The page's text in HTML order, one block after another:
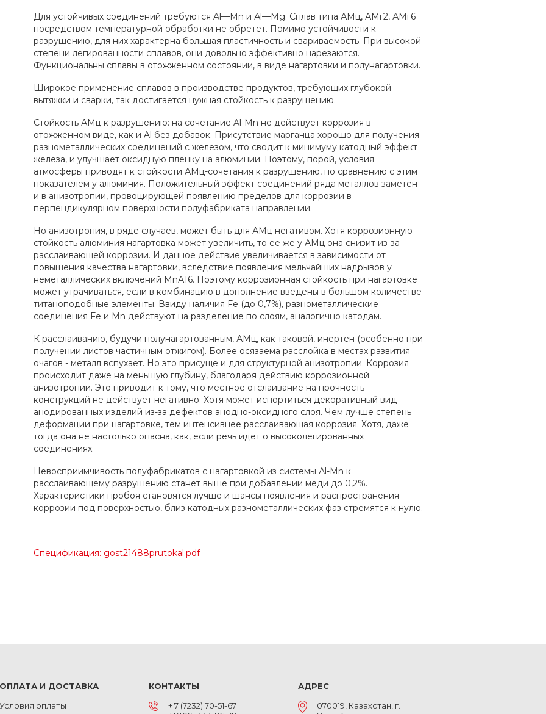
Для устойчивых соединений требуются Al—Мn и Аl—Mg. Сплав типа АМц, АМг2, АМг6
посредством температурной обработки не обретет. Помимо устойчивости к
разрушению, для них характерна большая пластичность и свариваемость. При высокой
степени легированности сплавов, они довольно эффективно нарезаются.
Функциональны сплавы в отожженном состоянии, в виде нагартовки и полунагартовки.
Широкое применение сплавов в производстве продуктов, требующих глубокой
вытяжки и сварки, так достигается нужная стойкость к разрушению.
Стойкость АМц к разрушению: на сочетание Al-Мn не действует коррозия в
отожженном виде, как и Al без добавок. Присутствие марганца хорошо для получения
разнометаллических соединений с железом, что сводит к минимуму катодный эффект
железа, и улучшает оксидную пленку на алюминии. Поэтому, порой, условия
атмосферы приводят к стойкости АМц-сочетания к разрушению, по сравнению с этим
показателем у алюминия. Положительный эффект соединений ряда металлов заметен
и в анизотропии, провоцирующей появлению пределов для коррозии в
перпендикулярном поверхности полуфабриката направлении.
Но анизотропия, в ряде случаев, может быть для АМц негативом. Хотя коррозионную
стойкость алюминия нагартовка может увеличить, то ее же у АМц она снизит из-за
расслаивающей коррозии. И данное действие увеличивается в зависимости от
повышения качества нагартовки, вследствие появления мельчайших надрывов у
неметаллических включений МnА16. Поэтому коррозионная стойкость при нагартовке
может утрачиваться, если в комбинацию в дополнение введены в большом количестве
титаноподобные элементы. Ввиду наличия Fe (до 0,7%), разнометаллические
соединения Fe и Mn действуют на разделение по слоям, аналогично катодам.
К расслаиванию, будучи полунагартованным, АМц, как таковой, инертен (особенно при
получении листов частичным отжигом). Более осязаема расслойка в местах развития
очагов - металл вспухает. Но это присуще и для структурной анизотропии. Коррозия
происходит даже на меньшую глубину, благодаря действию коррозионной
анизотропии. Это приводит к тому, что местное отслаивание на прочность
конструкций не действует негативно. Хотя может испортиться декоративный вид
анодированных изделий из-за дефектов анодно-оксидного слоя. Чем лучше степень
деформации при нагартовке, тем интенсивнее расслаивающая коррозия. Хотя, даже
тогда она не настолько опасна, как, если речь идет о высоколегированных
соединениях.
Невосприимчивость полуфабрикатов с нагартовкой из системы Аl-Мn к
расслаивающему разрушению станет выше при добавлении меди до 0,2%.
Характеристики пробоя становятся лучше и шансы появления и распространения
коррозии под поверхностью, близ катодных разнометаллических фаз стремятся к нулю.
Спецификация: gost21488prutokal.pdf
ОПЛАТА И ДОСТАВКА
Условия оплаты
КОНТАКТЫ
+ 7 (7232) 70-51-67
АДРЕС
070019, Казахстан, г.